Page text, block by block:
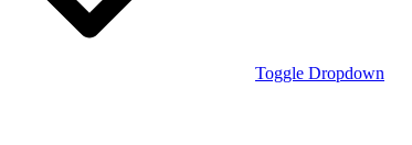
Toggle Dropdown